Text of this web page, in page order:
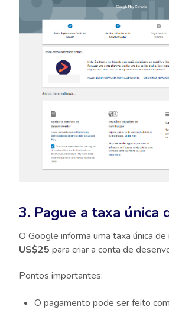
3. Pague a taxa única
O Google informa uma taxa única de
US$25 para criar a conta de
Pontos importantes:
O pagamento pode ser feito